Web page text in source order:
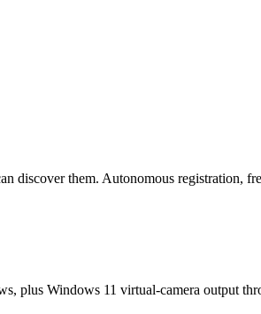
discover them. Autonomous registration,
plus Windows 11 virtual-camera output